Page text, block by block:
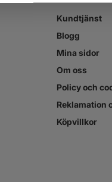
Kundtjänst
Blogg
Mina sidor
Om oss
Policy och
Reklamation
Köpvillkor